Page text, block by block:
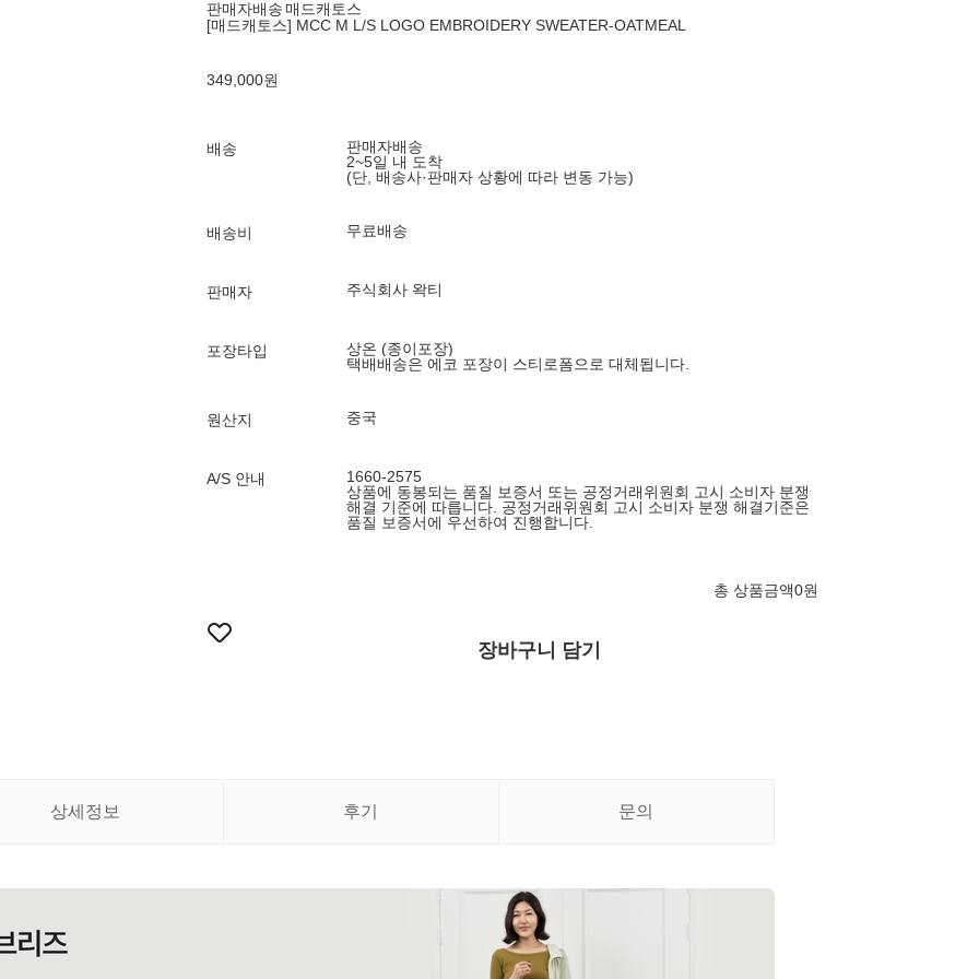
판매자배송매드캐토스
[매드캐토스] MCC M L/S LOGO EMBROIDERY SWEATER-OATMEAL
349,000원
배송
판매자배송
2~5일 내 도착
(단, 배송사·판매자 상황에 따라 변동 가능)
배송비 무료배송
판매자 주식회사 왁티
포장타입
상온 (종이포장)
택배배송은 에코 포장이 스티로폼으로 대체됩니다.
원산지 중국
A/S 안내
1660-2575
상품에 동봉되는 품질 보증서 또는 공정거래위원회 고시 소비자 분쟁
해결 기준에 따릅니다. 공정거래위원회 고시 소비자 분쟁 해결기준은
품질 보증서에 우선하여 진행합니다.
총 상품금액0원
장바구니 담기
상세정보 후기 문의